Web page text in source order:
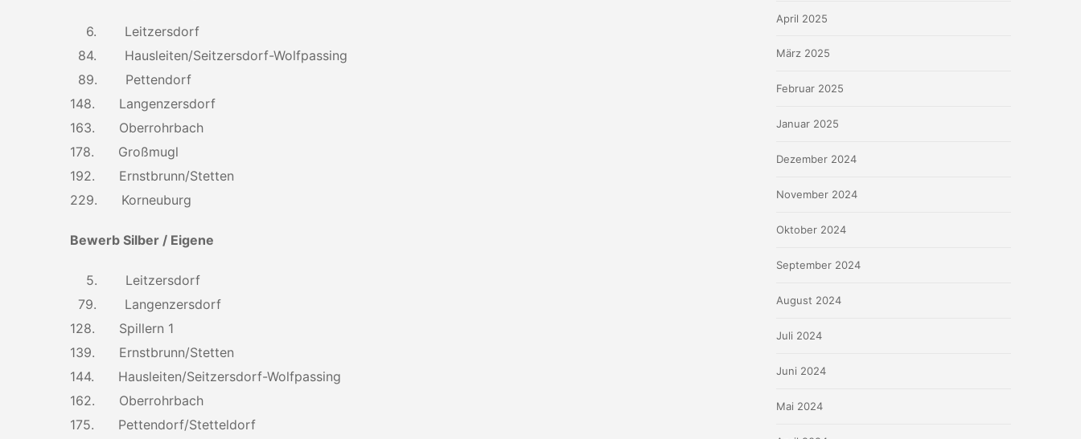
6. Leitzersdorf
84. Hausleiten/Seitzersdorf-Wolfpassing
89. Pettendorf
148. Langenzersdorf
163. Oberrohrbach
178. Großmugl
192. Ernstbrunn/Stetten
229. Korneuburg
Bewerb Silber / Eigene
5. Leitzersdorf
79. Langenzersdorf
128. Spillern 1
139. Ernstbrunn/Stetten
144. Hausleiten/Seitzersdorf-Wolfpassing
162. Oberrohrbach
175. Pettendorf/Stetteldorf
April 2025
März 2025
Februar 2025
Januar 2025
Dezember 2024
November 2024
Oktober 2024
September 2024
August 2024
Juli 2024
Juni 2024
Mai 2024